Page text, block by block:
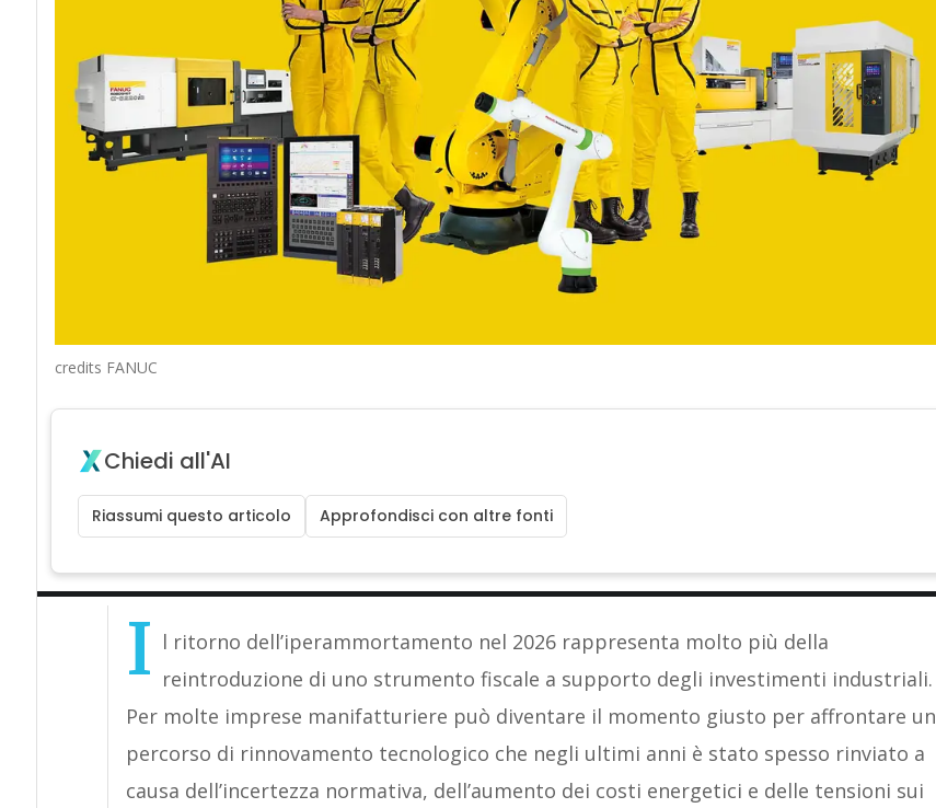
credits FANUC
Chiedi all'AI
Riassumi questo articolo Approfondisci con altre fonti
I l ritorno dell’iperammortamento nel 2026 rappresenta molto più della
reintroduzione di uno strumento fiscale a supporto degli investimenti industriali.
Per molte imprese manifatturiere può diventare il momento giusto per affrontare un
percorso di rinnovamento tecnologico che negli ultimi anni è stato spesso rinviato a
causa dell’incertezza normativa, dell’aumento dei costi energetici e delle tensioni sui